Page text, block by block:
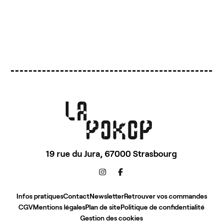
19 rue du Jura, 67000 Strasbourg
Infos pratiquesContactNewsletterRetrouver vos commandes
CGVMentions légalesPlan de sitePolitique de confidentialité
Gestion des cookies